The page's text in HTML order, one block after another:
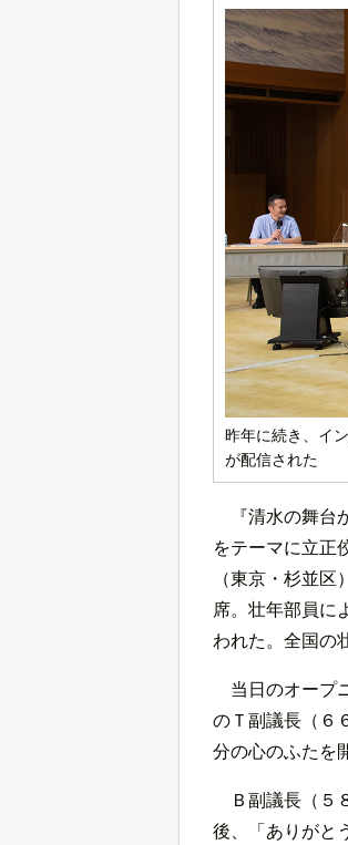
昨年に続き、イ
が配信された
『清水の舞
をテーマに立正
（東京・杉並
席。壮年部員に
われた。全国の
当日のオープ
のＴ副議長（６
分の心のふたを
Ｂ副議長（５
後、「ありがと